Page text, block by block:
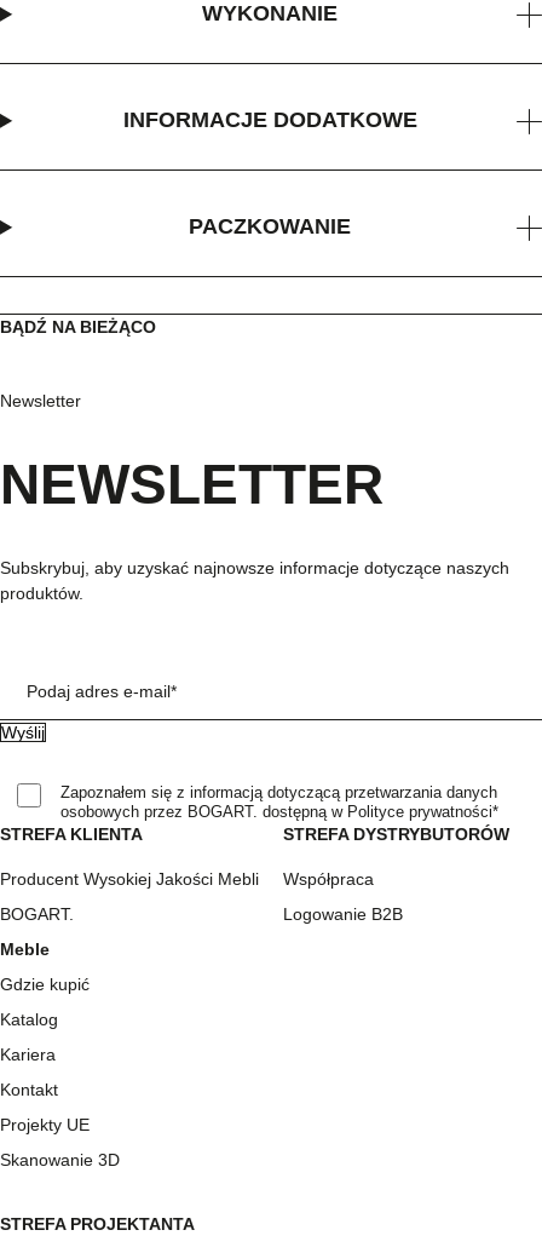
WYKONANIE
INFORMACJE DODATKOWE
PACZKOWANIE
STREFA KLIENTA
Producent Wysokiej Jakości Mebli
BOGART.
Meble
Gdzie kupić
Katalog
Kariera
Kontakt
Projekty UE
Skanowanie 3D
STREFA DYSTRYBUTORÓW
Współpraca
Logowanie B2B
STREFA PROJEKTANTA
BĄDŹ NA BIEŻĄCO
Newsletter
NEWSLETTER
Subskrybuj, aby uzyskać najnowsze informacje dotyczące naszych
produktów.
Podaj adres e-mail*
Zapoznałem się z informacją dotyczącą przetwarzania danych
osobowych przez BOGART. dostępną w Polityce prywatności*